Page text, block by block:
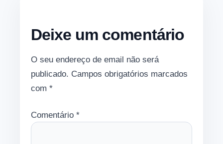
Deixe um comentário
O seu endereço de email não será
publicado. Campos obrigatórios marcados
com *
Comentário *